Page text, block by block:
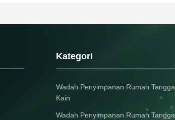
Kategori
Wadah Penyimpanan Rumah Tangga
Kain
Wadah Penyimpanan Rumah Tangga